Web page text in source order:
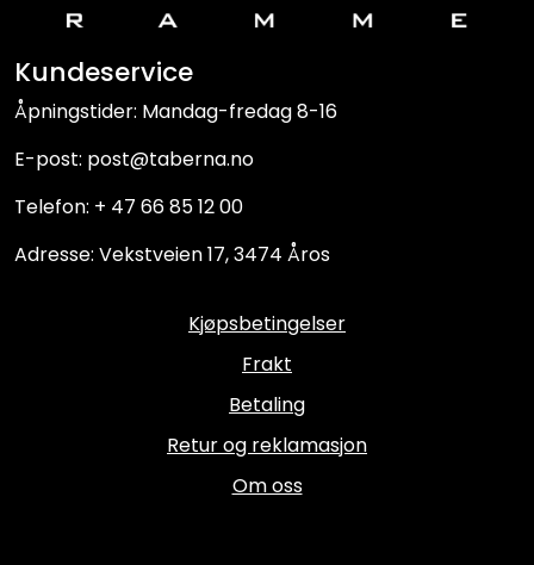
Kundeservice
Åpningstider: Mandag-fredag 8-16
E-post: post@taberna.no
Telefon: + 47 66 85 12 00
Adresse: Vekstveien 17, 3474 Åros
Kjøpsbetingelser
Frakt
Betaling
Retur og reklamasjon
Om oss